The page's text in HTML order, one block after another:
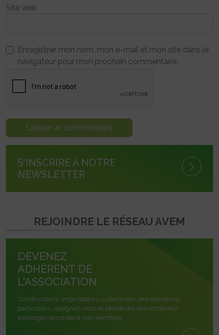
Site web
Enregistrer mon nom, mon e-mail et mon site dans le
navigateur pour mon prochain commentaire.
S'INSCRIRE À NOTRE
NEWSLETTER
REJOINDRE LE RÉSEAU AVEM
DEVENEZ
ADHÉRENT DE
L'ASSOCIATION
Constructeurs, importateurs, collectivités, entreprises ou
particuliers, rejoignez-nous et bénéficiez des nombreux
avantages accordés à nos membres.